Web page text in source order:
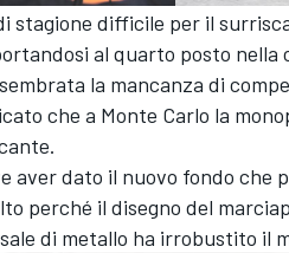
stagione difficile per il
al quarto posto
la mancanza di
che a Monte Carlo la
aver dato il nuovo fondo che
perché il disegno del
di metallo ha irrobustito il